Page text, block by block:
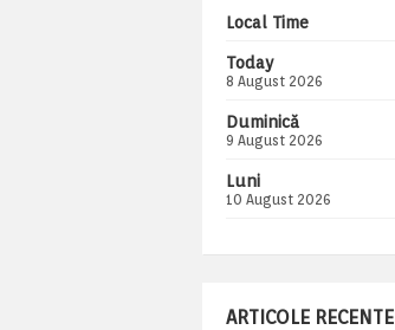
Local Time
Today
8 August 2026
Duminică
9 August 2026
Luni
10 August 2026
ARTICOLE RECENTE